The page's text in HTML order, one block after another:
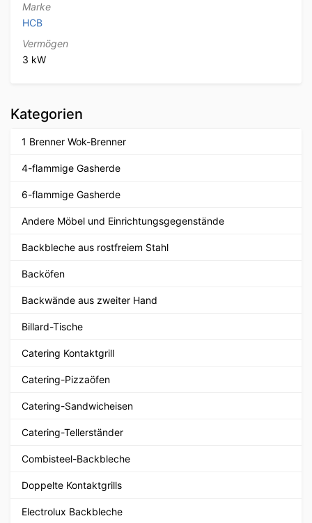
Marke
HCB
Vermögen
3 kW
Kategorien
1 Brenner Wok-Brenner
4-flammige Gasherde
6-flammige Gasherde
Andere Möbel und Einrichtungsgegenstände
Backbleche aus rostfreiem Stahl
Backöfen
Backwände aus zweiter Hand
Billard-Tische
Catering Kontaktgrill
Catering-Pizzaöfen
Catering-Sandwicheisen
Catering-Tellerständer
Combisteel-Backbleche
Doppelte Kontaktgrills
Electrolux Backbleche